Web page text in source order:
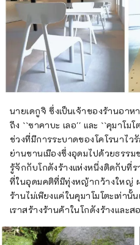
นายเดกูจิ ซึ่งเป็นเจ้าของร้านอาห
ถึง ``ซาคาบะ เลอ'' และ ``คุมาโม
ช่วงที่มีการระบาดของโคโรนาไว
ย่านชานเมืองซึ่งอุดมไปด้วยธรร
รู้จักกับโกดังร้างแห่งหนึ่งติดกับที่
ที่ในอุดมคติที่มีทุ่งหญ้ากว้างใหญ่
ร้านไม่เพียงแค่ในคุมาโมโตะเท่า
เราสร้างร้านค้าในโกดังร้างและ